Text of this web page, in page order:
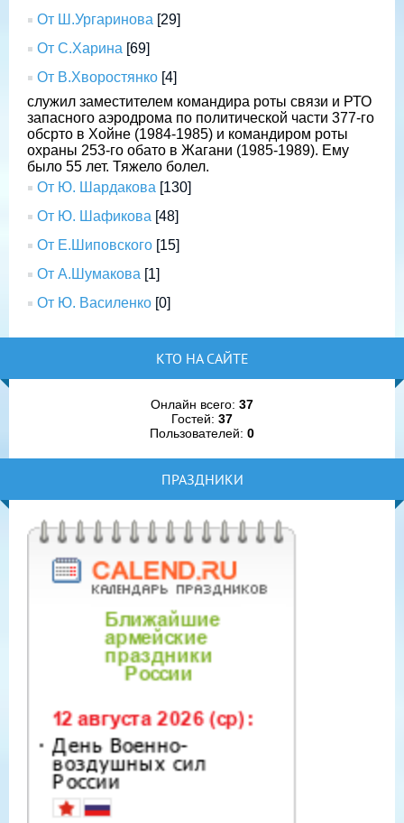
От Ш.Ургаринова [29]
От С.Харина [69]
От В.Хворостянко [4]
служил заместителем командира роты связи и РТО
запасного аэродрома по политической части 377-го
обсрто в Хойне (1984-1985) и командиром роты
охраны 253-го обато в Жагани (1985-1989). Ему
было 55 лет. Тяжело болел.
От Ю. Шардакова [130]
От Ю. Шафикова [48]
От Е.Шиповского [15]
От А.Шумакова [1]
От Ю. Василенко [0]
КТО НА САЙТЕ
Онлайн всего: 37
Гостей: 37
Пользователей: 0
ПРАЗДНИКИ